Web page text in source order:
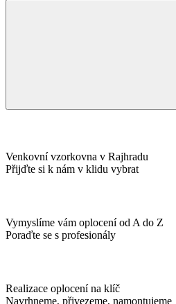
Venkovní vzorkovna v Rajhradu
Přijďte si k nám v klidu vybrat
Vymyslíme vám oplocení od A do Z
Poraďte se s profesionály
Realizace oplocení na klíč
Navrhneme, přivezeme, namontujeme